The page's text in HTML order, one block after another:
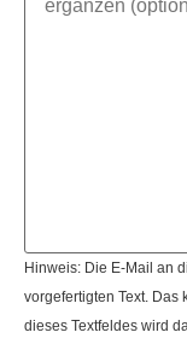
Hinweis: Die E-Mail an
vorgefertigten Text. Das
dieses Textfeldes wird